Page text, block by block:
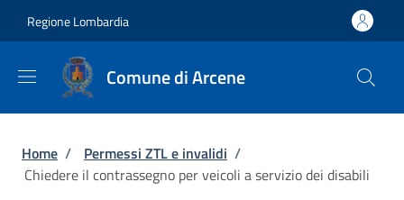
Regione Lombardia
Comune di Arcene
Briciole di pane
Home / Permessi ZTL e invalidi /
Chiedere il contrassegno per veicoli a servizio dei disabili